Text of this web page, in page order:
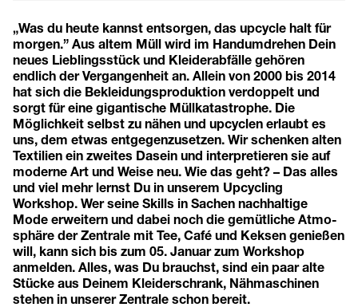
„Was du heute kannst entsorgen, das upcycle halt für
morgen.” Aus altem Müll wird im Handumdrehen Dein
neues Lieblingsstück und Kleiderabfälle gehören
endlich der Vergangenheit an. Allein von 2000 bis 2014
hat sich die Bekleidungsproduktion verdoppelt und
sorgt für eine gigantische Müllkatastrophe. Die
Möglichkeit selbst zu nähen und upcyclen erlaubt es
uns, dem etwas entgegenzusetzen. Wir schenken alten
Textilien ein zweites Dasein und interpretieren sie auf
moderne Art und Weise neu. Wie das geht? – Das alles
und viel mehr lernst Du in unserem Upcycling
Workshop. Wer seine Skills in Sachen nachhaltige
Mode erweitern und dabei noch die gemütliche Atmo-
sphäre der Zentrale mit Tee, Café und Keksen genießen
will, kann sich bis zum 05. Januar zum Workshop
anmelden. Alles, was Du brauchst, sind ein paar alte
Stücke aus Deinem Kleiderschrank, Nähmaschinen
stehen in unserer Zentrale schon bereit.